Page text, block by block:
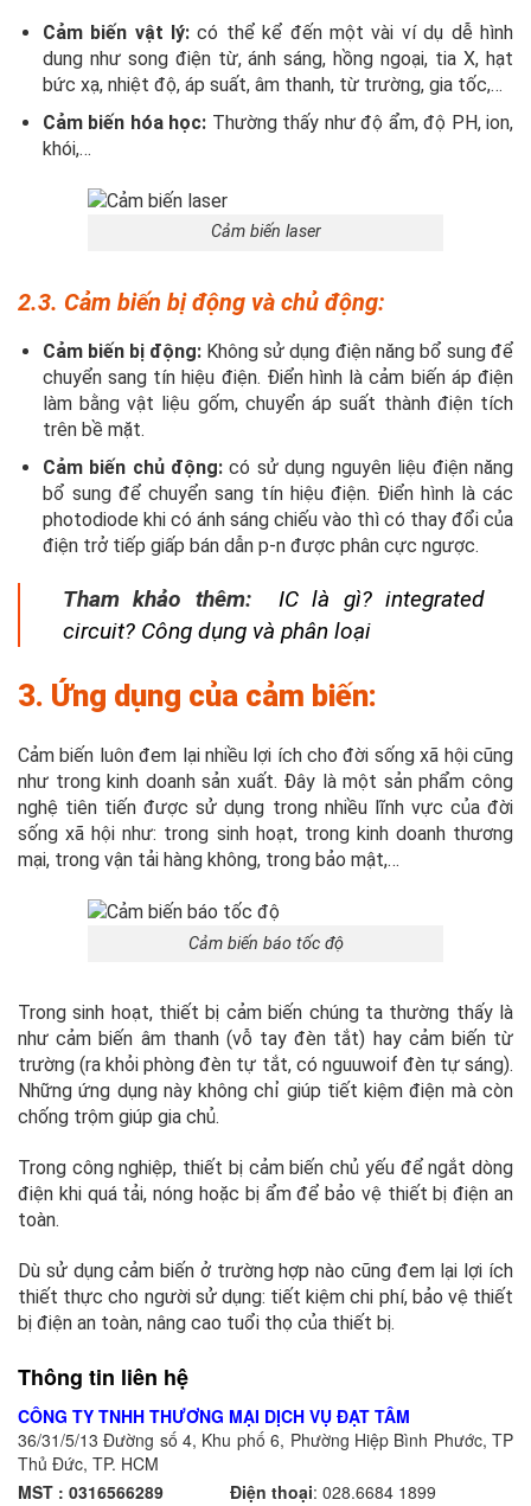
Cảm biến vật lý: có thể kể đến một vài ví dụ dễ hình
dung như song điện từ, ánh sáng, hồng ngoại, tia X, hạt
bức xạ, nhiệt độ, áp suất, âm thanh, từ trường, gia tốc,…
Cảm biến hóa học: Thường thấy như độ ẩm, độ PH, ion,
khói,…
Cảm biến laser
2.3. Cảm biến bị động và chủ động:
Cảm biến bị động: Không sử dụng điện năng bổ sung để
chuyển sang tín hiệu điện. Điển hình là cảm biến áp điện
làm bằng vật liệu gốm, chuyển áp suất thành điện tích
trên bề mặt.
Cảm biến chủ động: có sử dụng nguyên liệu điện năng
bổ sung để chuyển sang tín hiệu điện. Điển hình là các
photodiode khi có ánh sáng chiếu vào thì có thay đổi của
điện trở tiếp giấp bán dẫn p-n được phân cực ngược.
Tham khảo thêm: IC là gì? integrated
circuit? Công dụng và phân loại
3. Ứng dụng của cảm biến:
Cảm biến luôn đem lại nhiều lợi ích cho đời sống xã hội cũng
như trong kinh doanh sản xuất. Đây là một sản phẩm công
nghệ tiên tiến được sử dụng trong nhiều lĩnh vực của đời
sống xã hội như: trong sinh hoạt, trong kinh doanh thương
mại, trong vận tải hàng không, trong bảo mật,…
Cảm biến báo tốc độ
Trong sinh hoạt, thiết bị cảm biến chúng ta thường thấy là
như cảm biến âm thanh (vỗ tay đèn tắt) hay cảm biến từ
trường (ra khỏi phòng đèn tự tắt, có nguuwoif đèn tự sáng).
Những ứng dụng này không chỉ giúp tiết kiệm điện mà còn
chống trộm giúp gia chủ.
Trong công nghiệp, thiết bị cảm biến chủ yếu để ngắt dòng
điện khi quá tải, nóng hoặc bị ẩm để bảo vệ thiết bị điện an
toàn.
Dù sử dụng cảm biến ở trường hợp nào cũng đem lại lợi ích
thiết thực cho người sử dụng: tiết kiệm chi phí, bảo vệ thiết
bị điện an toàn, nâng cao tuổi thọ của thiết bị.
Thông tin liên hệ
CÔNG TY TNHH THƯƠNG MẠI DỊCH VỤ ĐẠT TÂM
36/31/5/13 Đường số 4, Khu phố 6, Phường Hiệp Bình Phước, TP
Thủ Đức, TP. HCM
MST : 0316566289 Điện thoại: 028.6684 1899